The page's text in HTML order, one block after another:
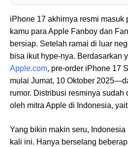
iPhone 17 akhirnya resmi masuk
kamu para Apple Fanboy dan
bersiap. Setelah ramai di luar
bisa ikut hype-nya. Berdasarkan
Apple.com, pre-order iPhone 17
mulai Jumat, 10 Oktober
rumor. Distribusi resminya sudah
oleh mitra Apple di Indonesia,
Yang bikin makin seru,
kali ini. Hanya berselang